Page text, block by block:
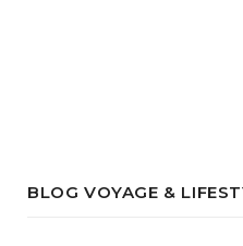
BLOG VOYAGE &